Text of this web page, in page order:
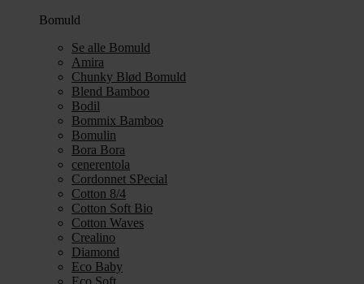
Bomuld
Se alle Bomuld
Amira
Chunky Blød Bomuld
Blend Bamboo
Bodil
Bommix Bamboo
Bomulin
Bora Bora
cenerentola
Cordonnet SPecial
Cotton 8/4
Cotton Soft Bio
Cotton Waves
Crealino
Diamond
Eco Baby
Eco Soft